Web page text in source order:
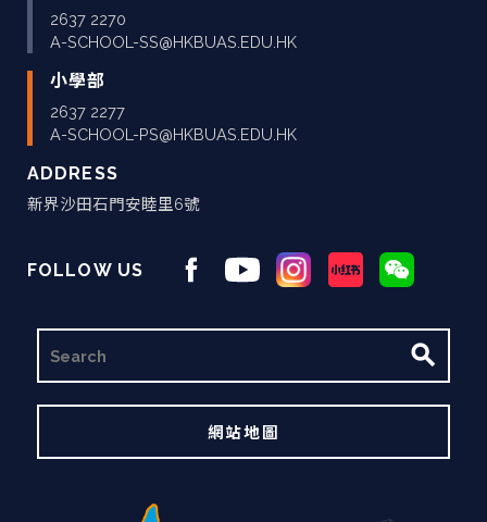
2637 2270
A-SCHOOL-SS@HKBUAS.EDU.HK
小學部
2637 2277
A-SCHOOL-PS@HKBUAS.EDU.HK
ADDRESS
新界沙田石門安睦里6號
FOLLOW US
尋
網站地圖